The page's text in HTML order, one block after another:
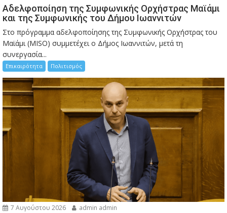
Αδελφοποίηση της Συμφωνικής Ορχήστρας Μαϊάμι
και της Συμφωνικής του Δήμου Ιωαννιτών
Στο πρόγραμμα αδελφοποίησης της Συμφωνικής Ορχήστρας του
Μαϊάμι (MISO) συμμετέχει ο Δήμος Ιωαννιτών, μετά τη
συνεργασία...
Επικαιρότητα Πολιτισμός
7 Αυγούστου 2026 admin admin